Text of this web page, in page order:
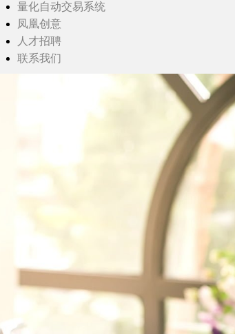
量化自动交易系统
凤凰创意
人才招聘
联系我们